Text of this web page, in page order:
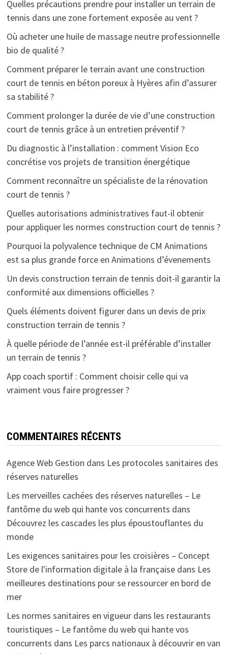
Quelles précautions prendre pour installer un terrain de
tennis dans une zone fortement exposée au vent ?
Où acheter une huile de massage neutre professionnelle
bio de qualité ?
Comment préparer le terrain avant une construction
court de tennis en béton poreux à Hyères afin d’assurer
sa stabilité ?
Comment prolonger la durée de vie d’une construction
court de tennis grâce à un entretien préventif ?
Du diagnostic à l’installation : comment Vision Eco
concrétise vos projets de transition énergétique
Comment reconnaître un spécialiste de la rénovation
court de tennis ?
Quelles autorisations administratives faut-il obtenir
pour appliquer les normes construction court de tennis ?
Pourquoi la polyvalence technique de CM Animations
est sa plus grande force en Animations d’évenements
Un devis construction terrain de tennis doit-il garantir la
conformité aux dimensions officielles ?
Quels éléments doivent figurer dans un devis de prix
construction terrain de tennis ?
À quelle période de l’année est-il préférable d’installer
un terrain de tennis ?
App coach sportif : Comment choisir celle qui va
vraiment vous faire progresser ?
COMMENTAIRES RÉCENTS
Agence Web Gestion dans Les protocoles sanitaires des
réserves naturelles
Les merveilles cachées des réserves naturelles – Le
fantôme du web qui hante vos concurrents dans
Découvrez les cascades les plus époustouflantes du
monde
Les exigences sanitaires pour les croisières – Concept
Store de l'information digitale à la françaisedans Les
meilleures destinations pour se ressourcer en bord de
mer
Les normes sanitaires en vigueur dans les restaurants
touristiques – Le fantôme du web qui hante vos
concurrents dans Les parcs nationaux à découvrir en van